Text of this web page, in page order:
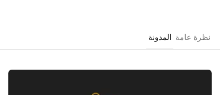
نظرة عامة المدونة